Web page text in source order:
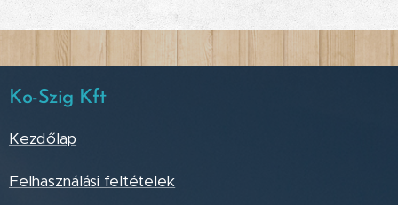
Ko-Szig Kft
Kezdőlap
Felhasználási feltételek